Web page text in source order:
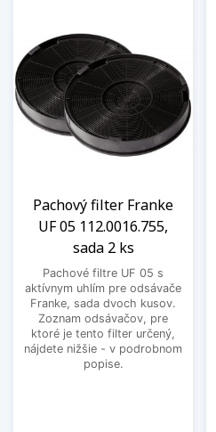
Pachový filter Franke
UF 05 112.0016.755,
sada 2 ks
Pachové filtre UF 05 s
aktívnym uhlím pre odsávače
Franke, sada dvoch kusov.
Zoznam odsávačov, pre
ktoré je tento filter určený,
nájdete nižšie - v podrobnom
popise.